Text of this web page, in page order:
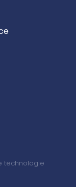
technologie